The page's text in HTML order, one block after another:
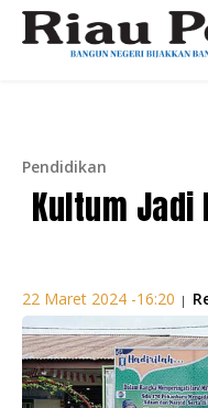
Pendidikan
Kultum Jadi
22 Maret 2024 -16:20 |